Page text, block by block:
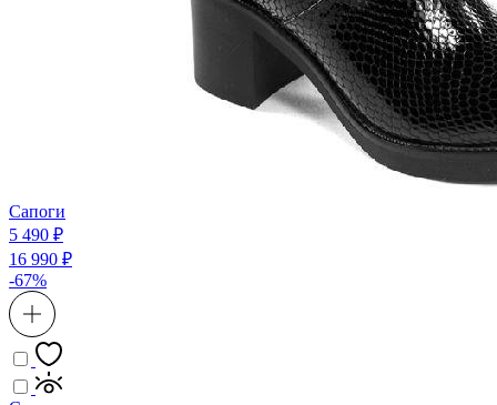
Сапоги
5 490 ₽
16 990 ₽
-67%